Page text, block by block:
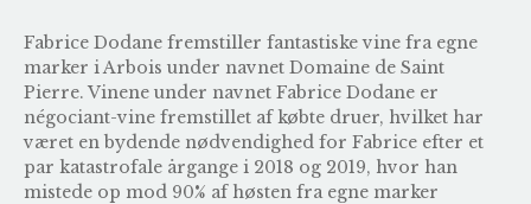
Fabrice Dodane fremstiller fantastiske vine fra egne
marker i Arbois under navnet Domaine de Saint
Pierre. Vinene under navnet Fabrice Dodane er
négociant-vine fremstillet af købte druer, hvilket har
været en bydende nødvendighed for Fabrice efter et
par katastrofale årgange i 2018 og 2019, hvor han
mistede op mod 90% af høsten fra egne marker